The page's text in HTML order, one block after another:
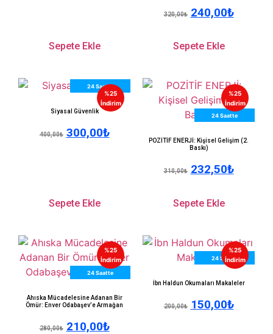
Sepete Ekle
320,00₺ 240,00₺
Sepete Ekle
24 Saatte
Kargo
%25
İndirim
Siyasal Güvenlik
400,00₺ 300,00₺
Sepete Ekle
24 Saatte
%25
İndirim
POZİTİF ENERJİ: Kişisel Gelişim (2.
Baskı)
310,00₺ 232,50₺
Sepete Ekle
24 Saatte
%25
İndirim
Ahıska Mücadelesine Adanan Bir
Ömür: Enver Odabaşev’e Armağan
280,00₺ 210,00₺
24 Saatte
%25
İndirim
İbn Haldun Okumaları Makaleler
200,00₺ 150,00₺